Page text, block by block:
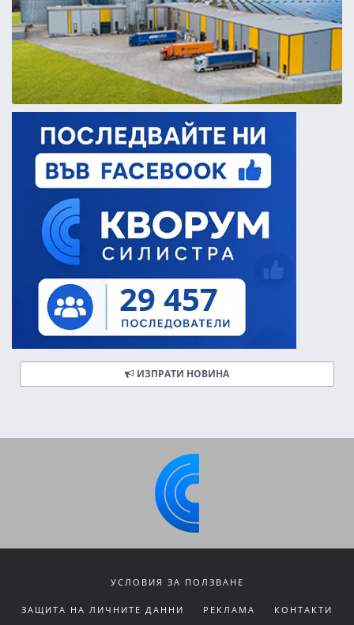
ИЗПРАТИ НОВИНА
УСЛОВИЯ ЗА ПОЛЗВАНЕ
ЗАЩИТА НА ЛИЧНИТЕ ДАННИ РЕКЛАМА КОНТАКТИ